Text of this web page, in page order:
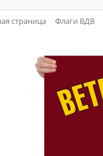
страница Флаги ВДВ